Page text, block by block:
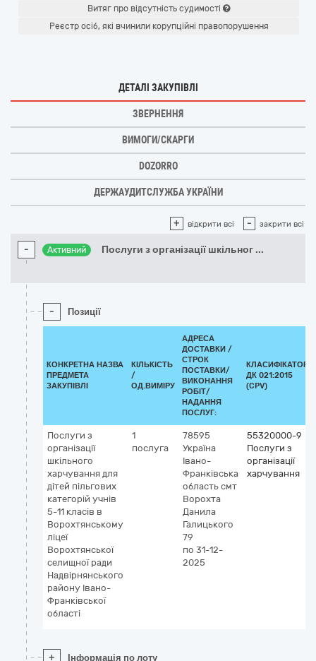
Витяг про відсутність судимості
Реєстр осіб, які вчинили корупційні правопорушення
ДЕТАЛІ ЗАКУПІВЛІ
ЗВЕРНЕННЯ
ВИМОГИ/СКАРГИ
DOZORRO
ДЕРЖАУДИТСЛУЖБА УКРАЇНИ
+ відкрити всі - закрити всі
- Активний Послуги з організації шкільног ...
- Позиції
КОНКРЕТНА НАЗВА
ПРЕДМЕТА
ЗАКУПІВЛІ
КІЛЬКІСТЬ
/
ОД.ВИМІРУ
АДРЕСА
ДОСТАВКИ /
СТРОК
ПОСТАВКИ/
ВИКОНАННЯ
РОБІТ/
НАДАННЯ
ПОСЛУГ:
КЛАСИФІКАТОР
ДК 021:2015
(CPV)
Послуги з
організації
шкільного
харчування для
дітей пільгових
категорій учнів
5-11 класів в
Ворохтянському
ліцеї
Ворохтянської
селищної ради
Надвірнянського
району Івано-
Франківської
області
1
послуга
78595
Україна
Івано-
Франківська
область смт
Ворохта
Данила
Галицького
79
по 31-12-
2025
55320000-9
Послуги з
організації
харчування
+ Інформація по лоту